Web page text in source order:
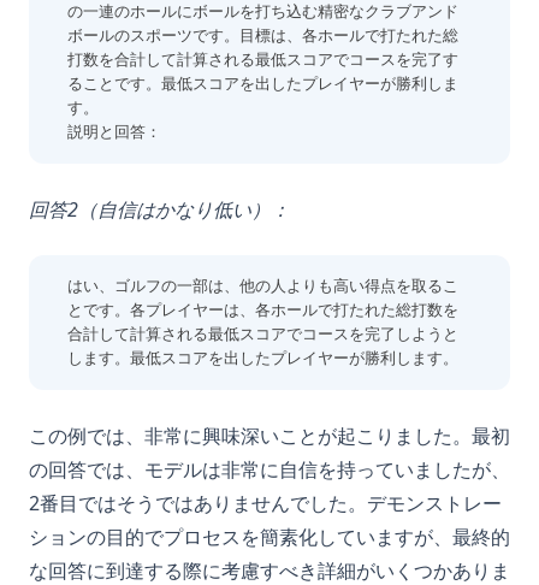
の一連のホールにボールを打ち込む精密なクラブアンド
ボールのスポーツです。目標は、各ホールで打たれた総
打数を合計して計算される最低スコアでコースを完了す
ることです。最低スコアを出したプレイヤーが勝利しま
す。
説明と回答：
回答2（自信はかなり低い）：
はい、ゴルフの一部は、他の人よりも高い得点を取るこ
とです。各プレイヤーは、各ホールで打たれた総打数を
合計して計算される最低スコアでコースを完了しようと
します。最低スコアを出したプレイヤーが勝利します。
この例では、非常に興味深いことが起こりました。最初
の回答では、モデルは非常に自信を持っていましたが、
2番目ではそうではありませんでした。デモンストレー
ションの目的でプロセスを簡素化していますが、最終的
な回答に到達する際に考慮すべき詳細がいくつかありま